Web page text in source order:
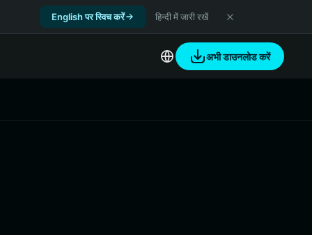
English पर स्विच करें हिन्दी में जारी रखें
अभी डाउनलोड करें